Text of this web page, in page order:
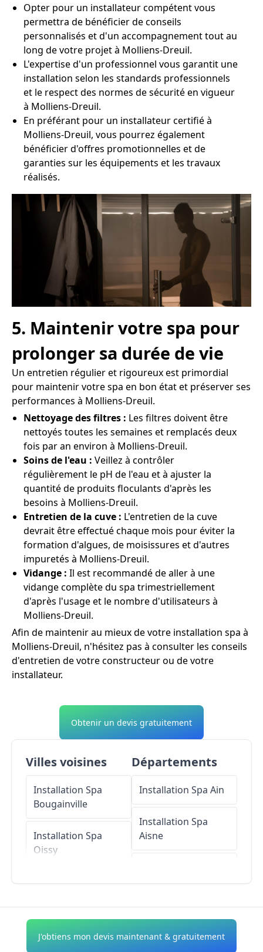
Opter pour un installateur compétent vous
permettra de bénéficier de conseils
personnalisés et d'un accompagnement tout au
long de votre projet à Molliens-Dreuil.
L'expertise d'un professionnel vous garantit une
installation selon les standards professionnels
et le respect des normes de sécurité en vigueur
à Molliens-Dreuil.
En préférant pour un installateur certifié à
Molliens-Dreuil, vous pourrez également
bénéficier d'offres promotionnelles et de
garanties sur les équipements et les travaux
réalisés.
5. Maintenir votre spa pour
prolonger sa durée de vie
Un entretien régulier et rigoureux est primordial
pour maintenir votre spa en bon état et préserver ses
performances à Molliens-Dreuil.
Nettoyage des filtres : Les filtres doivent être
nettoyés toutes les semaines et remplacés deux
fois par an environ à Molliens-Dreuil.
Soins de l'eau : Veillez à contrôler
régulièrement le pH de l'eau et à ajuster la
quantité de produits floculants d'après les
besoins à Molliens-Dreuil.
Entretien de la cuve : L'entretien de la cuve
devrait être effectué chaque mois pour éviter la
formation d'algues, de moisissures et d'autres
impuretés à Molliens-Dreuil.
Vidange : Il est recommandé de aller à une
vidange complète du spa trimestriellement
d'après l'usage et le nombre d'utilisateurs à
Molliens-Dreuil.
Afin de maintenir au mieux de votre installation spa à
Molliens-Dreuil, n'hésitez pas à consulter les conseils
d'entretien de votre constructeur ou de votre
installateur.
Obtenir un devis gratuitement
Villes voisines
Installation Spa
Bougainville
Installation Spa
Oissy
Installation Spa
Camps-en-Amiénois
Départements
Installation Spa Ain
Installation Spa
Aisne
Allier
Provence
J'obtiens mon devis maintenant & gratuitement